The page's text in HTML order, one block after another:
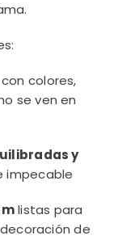
con colores,
se ven en
y
impecable
listas para
de